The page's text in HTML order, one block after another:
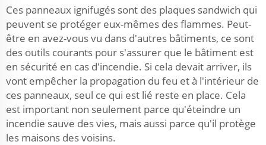
Ces panneaux ignifugés sont des plaques sandwich qui
peuvent se protéger eux-mêmes des flammes. Peut-
être en avez-vous vu dans d'autres bâtiments, ce sont
des outils courants pour s'assurer que le bâtiment est
en sécurité en cas d'incendie. Si cela devait arriver, ils
vont empêcher la propagation du feu et à l'intérieur de
ces panneaux, seul ce qui est lié reste en place. Cela
est important non seulement parce qu'éteindre un
incendie sauve des vies, mais aussi parce qu'il protège
les maisons des voisins.